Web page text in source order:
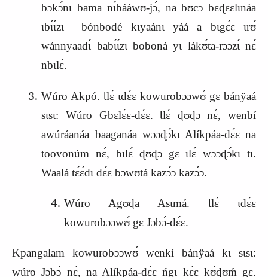
bɔkɔ́nɩ bama nɩ́bááwʊ-jɔ́, na bʊcɔ bɛɖɛɛlɩnáa
ɩbɩ́ɩ́zɩ bónbodé kɩyaánɩ yáá a bɩgɛ́ɛ ɩrʊ́
wánnyaadɩ́ babɩ́ɩ́zɩ boboná yɩ lákʊ́ta-rɔɔzɩ́ nɛ́
nbɩlɛ́.
Wúro Akpó. Ɩlɛ́ ɩdɛ́ɛ kowurobɔɔwʊ́ gɛ bánÿaá
sɩsɩ: Wúro Gbɛlɛ́ɛ-dɛ́ɛ. Ɩlɛ́ ɖʊɖɔ nɛ́, wenbí
awúráanáa baaganáa wɔɔɖɔ́kɩ Alíkpáa-dɛ́ɛ na
toovonúm nɛ́, bɩlɛ́ ɖʊɖɔ gɛ ɩlɛ́ wɔɔɖɔ́kɩ tɩ.
Waalá tɛ́ɛ́dɩ dɛ́ɛ bɔwʊtá kazɔ́ɔ kazɔ́ɔ.
Wúro Agʊɖa Asɩmá. Ɩlɛ́ ɩdɛ́ɛ
kowurobɔɔwʊ́ gɛ Jɔbɔ́-dɛ́ɛ.
Kpangalam kowurobɔɔwʊ́ wenkí bánÿaá kɩ sɩsɩ:
wúro Jɔbɔ́ nɛ́, na Alíkpáa-dɛ́ɛ ńgɩ kɛ́ɛ kʊ́ɖʊḿ gɛ.